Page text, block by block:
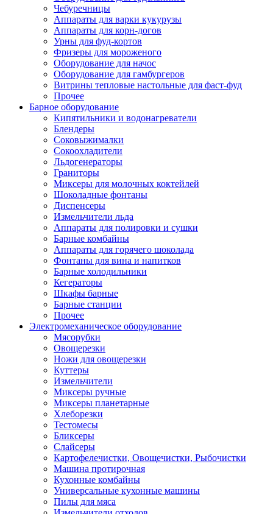
Чебуречницы
Аппараты для варки кукурузы
Аппараты для корн-догов
Урны для фуд-кортов
Фризеры для мороженого
Оборудование для начос
Оборудование для гамбургеров
Витрины тепловые настольные для фаст-фуд
Прочее
Барное оборудование
Кипятильники и водонагреватели
Блендеры
Соковыжималки
Сокоохладители
Льдогенераторы
Граниторы
Миксеры для молочных коктейлей
Шоколадные фонтаны
Диспенсеры
Измельчители льда
Аппараты для полировки и сушки
Барные комбайны
Аппараты для горячего шоколада
Фонтаны для вина и напитков
Барные холодильники
Кегераторы
Шкафы барные
Барные станции
Прочее
Электромеханическое оборудование
Мясорубки
Овощерезки
Ножи для овощерезки
Куттеры
Измельчители
Миксеры ручные
Миксеры планетарные
Хлеборезки
Тестомесы
Бликсеры
Слайсеры
Картофелечистки, Овощечистки, Рыбочистки
Машина протирочная
Кухонные комбайны
Универсальные кухонные машины
Пилы для мяса